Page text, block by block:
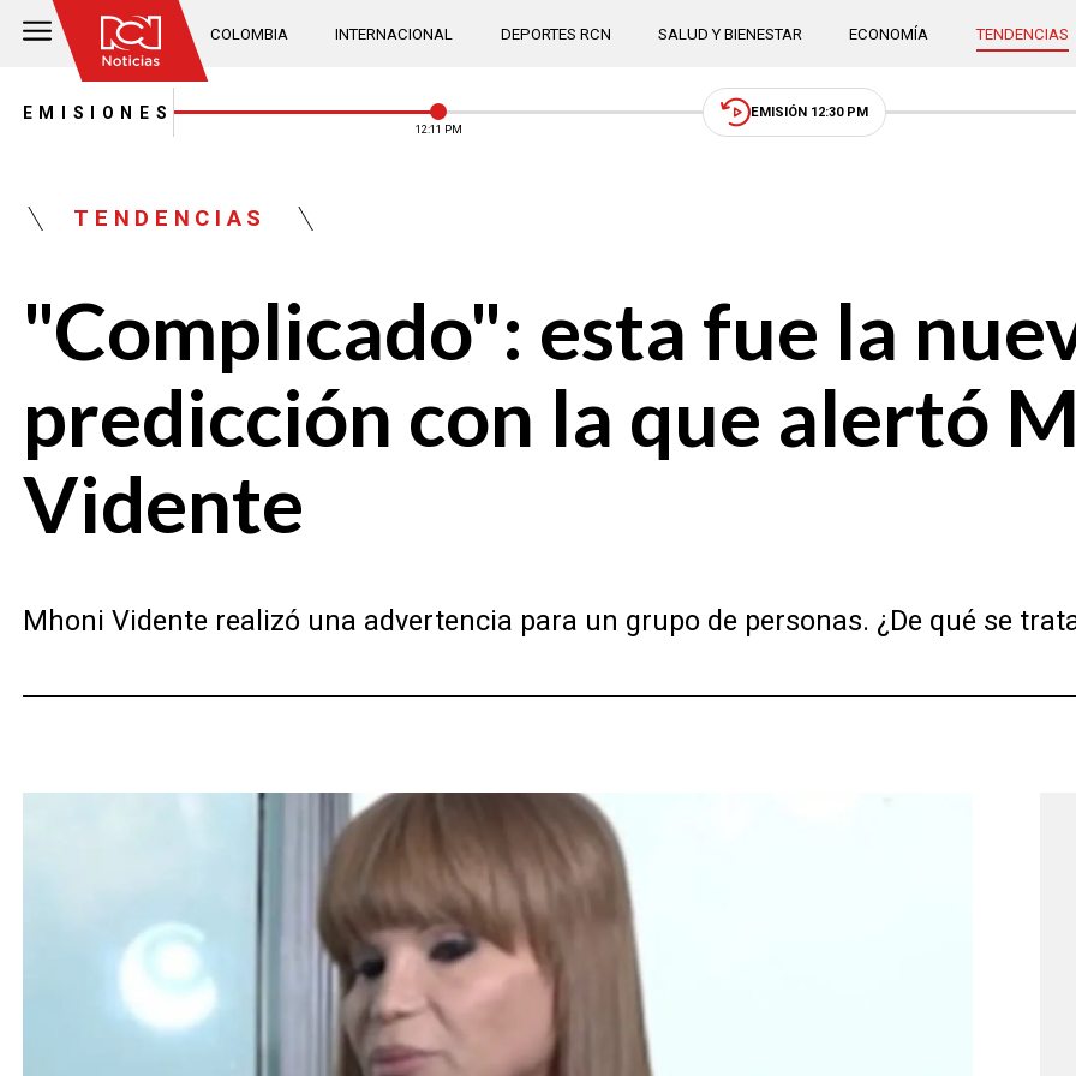
COLOMBIA INTERNACIONAL DEPORTES RCN SALUD Y BIENESTAR ECONOMÍA TENDENCIAS
EMISIONES
12:11 PM
EMISIÓN 12:30 PM
TENDENCIAS
"Complicado": esta fue la
predicción con la que alertó
Vidente
Mhoni Vidente realizó una advertencia para un grupo de personas. ¿De qué se